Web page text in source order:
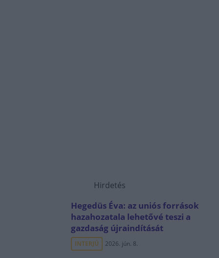
Hirdetés
Hegedüs Éva: az uniós források
hazahozatala lehetővé teszi a
gazdaság újraindítását
INTERJÚ 2026. jún. 8.